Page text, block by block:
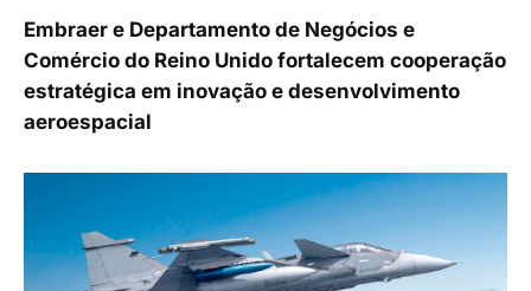
Embraer e Departamento de Negócios e
Comércio do Reino Unido fortalecem cooperação
estratégica em inovação e desenvolvimento
aeroespacial